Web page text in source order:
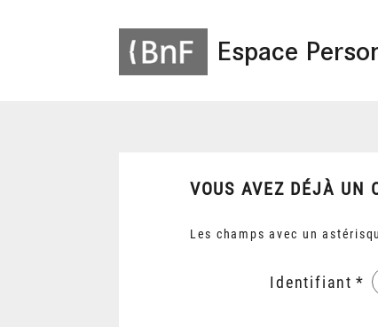
Espace
VOUS AVEZ DÉJÀ UN
Les champs avec un
Identifiant